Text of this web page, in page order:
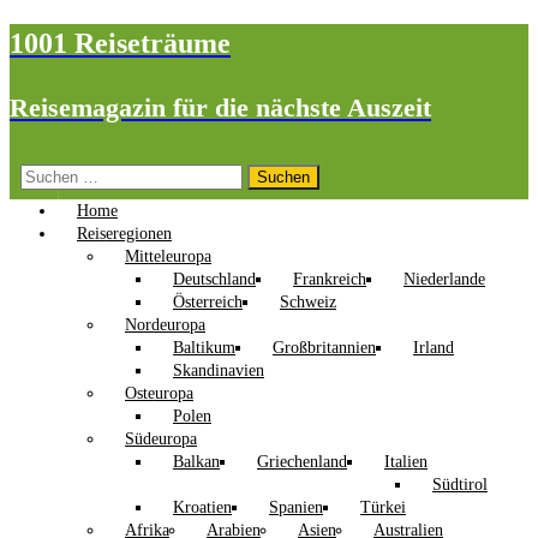
1001 Reiseträume
Reisemagazin für die nächste Auszeit
Suchen
nach:
Home
Reiseregionen
Mitteleuropa
Deutschland
Frankreich
Niederlande
Österreich
Schweiz
Nordeuropa
Baltikum
Großbritannien
Irland
Skandinavien
Osteuropa
Polen
Südeuropa
Balkan
Griechenland
Italien
Südtirol
Kroatien
Spanien
Türkei
Afrika
Arabien Asien Australien